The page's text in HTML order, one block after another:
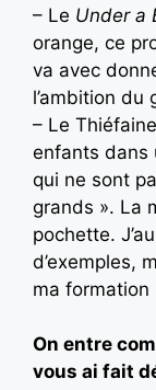
– Le Under a
orange, ce
va avec
l’ambition du
– Le
enfants dans
qui ne sont
grands ». La
pochette.
d’exemples,
ma formation
On entre
vous ai fait